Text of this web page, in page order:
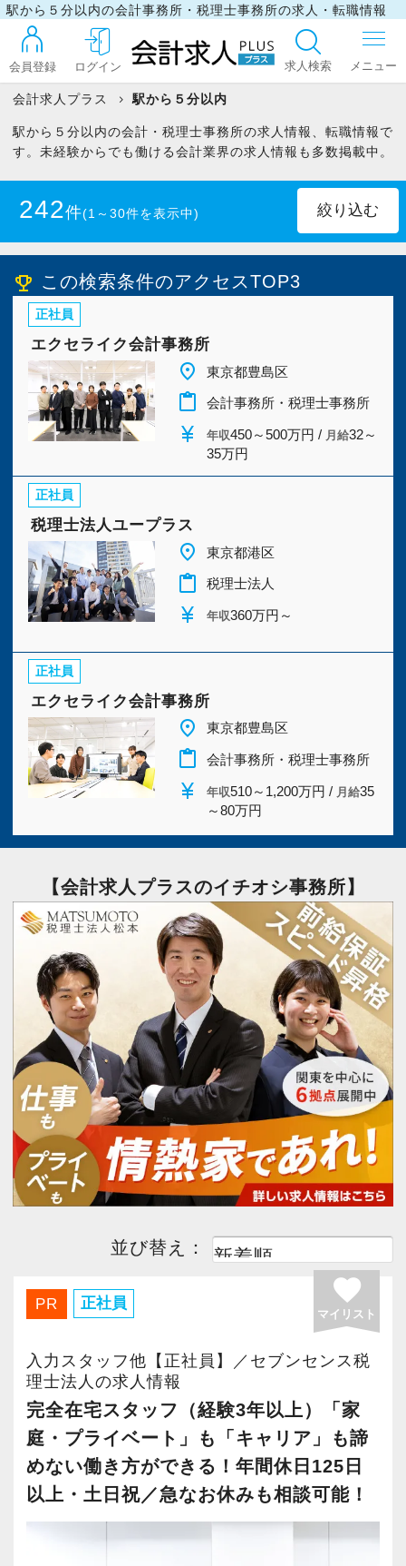
駅から５分以内の会計事務所・税理士事務所の求人・転職情報
会員登録 ログイン 求人検索
ログイン
最近見た求人
マイリスト
お問い合わせ
今すぐ会員登録
採用ご担当者様
会計求人プラス 駅から５分以内
駅から５分以内の会計・税理士事務所の求人情報、転職情報で
す。未経験からでも働ける会計業界の求人情報も多数掲載中。
242件(1～30件を表示中)
業務委託
北海道(2) 青森県(2)
岩手県 (2)
山形県
福島県 (2)
栃木県(2)
埼玉県(6) 千葉県(8)
東京都(182)
新潟県(2)
石川県(2) 福井県(2)
長野県(2)
愛知県(8) 三重県 (2)
滋賀県(2) 京都府
大阪府 (30) 兵庫県 (3)
奈良県(2) 和歌山県 (2)
鳥取県 島根県 (2)
岡山県(2) 広島県(4)
愛媛県(2)
高知県(2)
佐賀県(2) 長崎県(2)
熊本県(2) 大分県(2)
宮崎県(2) 鹿児島県(2)
emoji_events この検索条件のアクセスTOP3
正社員
エクセライク会計事務所
place 東京都豊島区
content_paste 会計事務所・税理士事務所
currency_yen 年収450～500万円 / 月給32～
35万円
正社員
税理士法人ユープラス
place 東京都港区
content_paste 税理士法人
currency_yen 年収360万円～
正社員
エクセライク会計事務所
place 東京都豊島区
content_paste 会計事務所・税理士事務所
currency_yen 年収510～1,200万円 / 月給35
～80万円
【会計求人プラスのイチオシ事務所】
並び替え：
PR 正社員 favorite
マイリスト
入力スタッフ他【正社員】／セブンセンス税
理士法人の求人情報
完全在宅スタッフ（経験3年以上）「家
庭・プライベート」も「キャリア」も諦
めない働き方ができる！年間休日125日
以上・土日祝／急なお休みも相談可能！